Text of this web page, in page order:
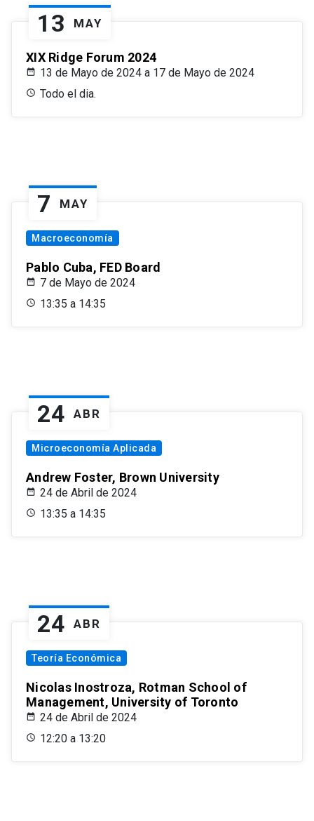
13 MAY
XIX Ridge Forum 2024
13 de Mayo de 2024 a 17 de Mayo de 2024
Todo el dia.
7 MAY
Macroeconomía
Pablo Cuba, FED Board
7 de Mayo de 2024
13:35 a 14:35
24 ABR
Microeconomía Aplicada
Andrew Foster, Brown University
24 de Abril de 2024
13:35 a 14:35
24 ABR
Teoría Económica
Nicolas Inostroza, Rotman School of
Management, University of Toronto
24 de Abril de 2024
12:20 a 13:20